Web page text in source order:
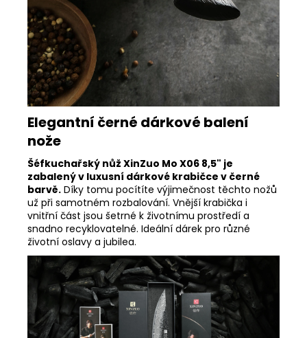
Elegantní černé dárkové balení
nože
Šéfkuchařský nůž XinZuo Mo X06 8,5" je
zabalený v luxusní dárkové krabičce v černé
barvě. Díky tomu pocítíte výjimečnost těchto nožů
už při samotném rozbalování. Vnější krabička i
vnitřní část jsou šetrné k životnímu prostředí a
snadno recyklovatelné. Ideální dárek pro různé
životní oslavy a jubilea.